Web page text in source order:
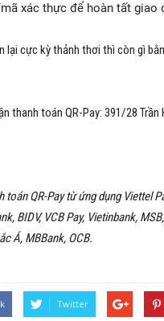
xác thực để hoàn tất giao
lại cực kỳ thảnh thơi thì còn gì
thanh toán QR-Pay: 391/28 Trần
toán QR-Pay từ ứng dụng Viettel
BIDV, VCB Pay, Vietinbank,
Á, MBBank, OCB.
Twitter